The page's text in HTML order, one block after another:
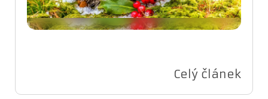
Celý článek